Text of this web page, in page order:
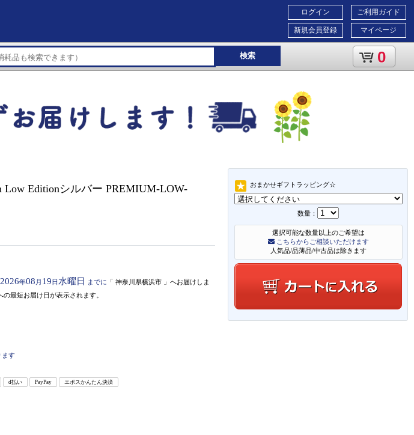
ご利用ガイド
マイページ
ログイン
新規会員登録
検索 0
おまかせギフトラッピング☆
数量：
選択可能な数量以上のご希望は
こちらからご相談いただけます
人気品/品薄品/中古品は除きます
Editionシルバー PREMIUM-LOW-
2026年08 月 19日 水曜日 までに 「 神奈川県横浜市 」 へお届けしま
最短お届け日が表示されます。
ます
d払い PayPay エポスかんたん決済